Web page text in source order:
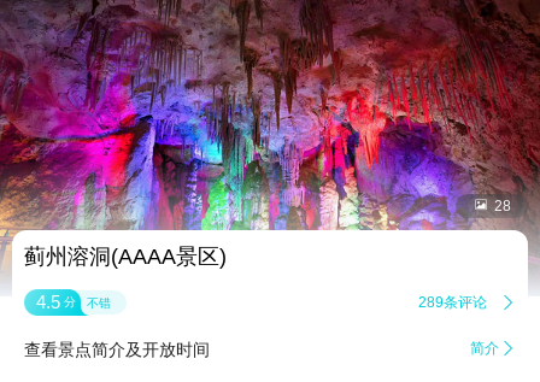
 28
蓟州溶洞(AAAA景区)
4.5 分 不错 289条评论 
查看景点简介及开放时间 简介 
